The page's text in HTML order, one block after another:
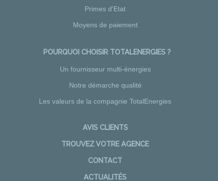
Primes d'Etat
Moyens de paiement
POURQUOI CHOISIR TOTALENERGIES ?
Un fournisseur multi-énergies
Notre démarche qualité
Les valeurs de la compagnie TotalEnergies
AVIS CLIENTS
TROUVEZ VOTRE AGENCE
CONTACT
ACTUALITÉS